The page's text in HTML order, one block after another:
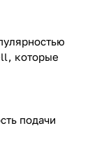
которые
подачи